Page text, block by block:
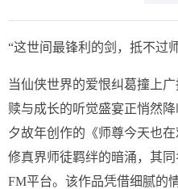
“这世间最锋利的剑，抵不过
当仙侠世界的爱恨纠葛撞上
赎与成长的听觉盛宴正悄然
夕故年创作的《师尊今天也
修真界师徒羁绊的暗涌，其
FM平台。该作品凭借细腻的